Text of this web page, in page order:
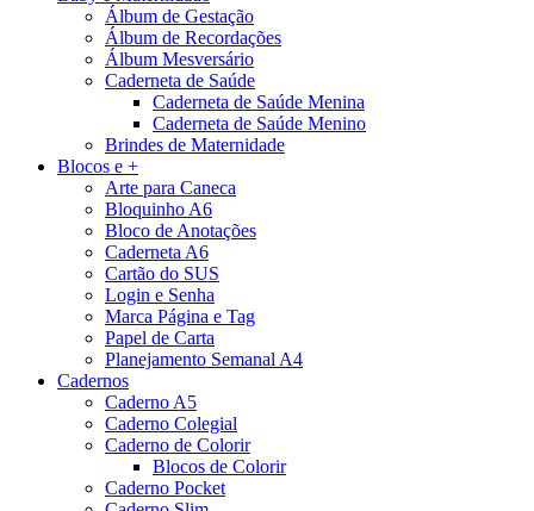
Álbum de Gestação
Álbum de Recordações
Álbum Mesversário
Caderneta de Saúde
Caderneta de Saúde Menina
Caderneta de Saúde Menino
Brindes de Maternidade
Blocos e +
Arte para Caneca
Bloquinho A6
Bloco de Anotações
Caderneta A6
Cartão do SUS
Login e Senha
Marca Página e Tag
Papel de Carta
Planejamento Semanal A4
Cadernos
Caderno A5
Caderno Colegial
Caderno de Colorir
Blocos de Colorir
Caderno Pocket